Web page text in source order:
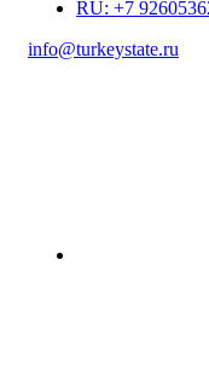
RU: +7
info@turkeystate.ru